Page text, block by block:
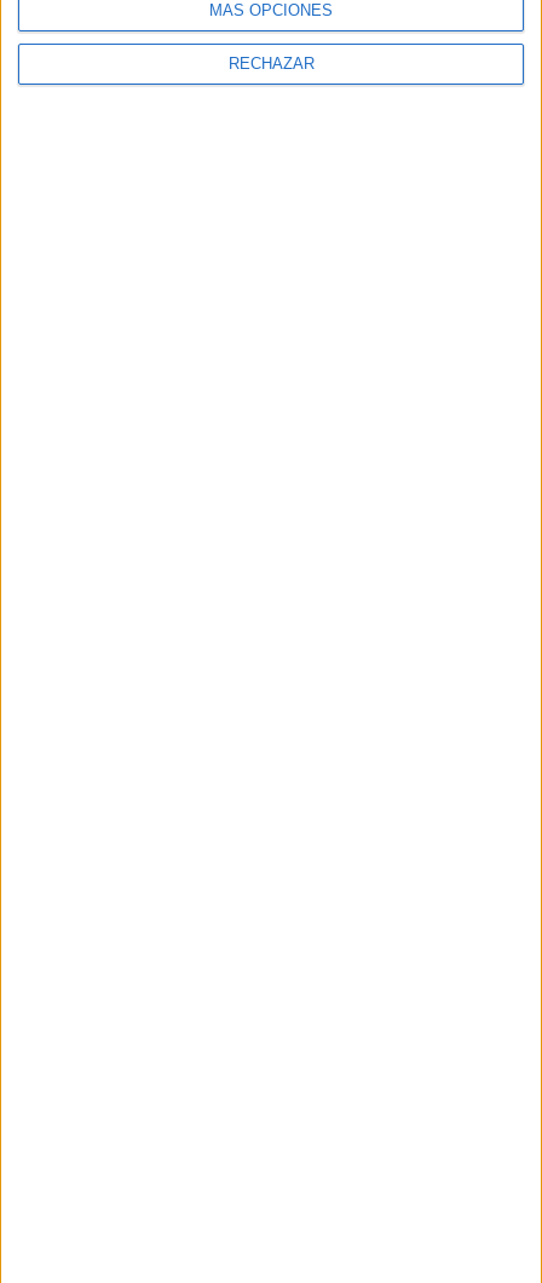
MÁS OPCIONES
RECHAZAR